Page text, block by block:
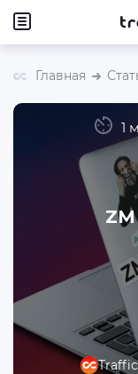
Главная
1